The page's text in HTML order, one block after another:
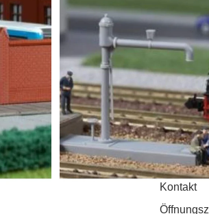
Kontakt
Öffnungsz